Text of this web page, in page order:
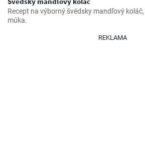
Recept na výborný švédsky mandľový
múka.
REKLAMA